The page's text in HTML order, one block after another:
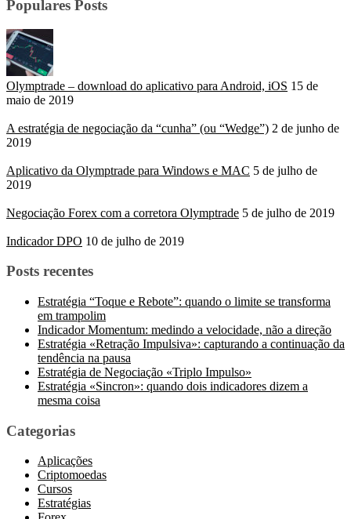
Populares Posts
Olymptrade – download do aplicativo para Android, iOS 15 de
maio de 2019
A estratégia de negociação da “cunha” (ou “Wedge”) 2 de junho de
2019
Aplicativo da Olymptrade para Windows e MAC 5 de julho de
2019
Negociação Forex com a corretora Olymptrade 5 de julho de 2019
Indicador DPO 10 de julho de 2019
Posts recentes
Estratégia “Toque e Rebote”: quando o limite se transforma
em trampolim
Indicador Momentum: medindo a velocidade, não a direção
Estratégia «Retração Impulsiva»: capturando a continuação da
tendência na pausa
Estratégia de Negociação «Triplo Impulso»
Estratégia «Sincron»: quando dois indicadores dizem a
mesma coisa
Categorias
Aplicações
Criptomoedas
Cursos
Estratégias